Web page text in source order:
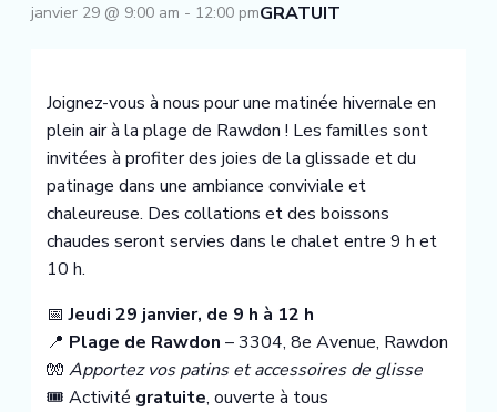
janvier 29 @ 9:00 am - 12:00 pmGRATUIT
Joignez-vous à nous pour une matinée hivernale en
plein air à la plage de Rawdon ! Les familles sont
invitées à profiter des joies de la glissade et du
patinage dans une ambiance conviviale et
chaleureuse. Des collations et des boissons
chaudes seront servies dans le chalet entre 9 h et
10 h.
📅Jeudi 29 janvier, de 9 h à 12 h
📍 Plage de Rawdon – 3304, 8e Avenue, Rawdon
🧤 Apportez vos patins et accessoires de glisse
🎟️ Activité gratuite, ouverte à tous